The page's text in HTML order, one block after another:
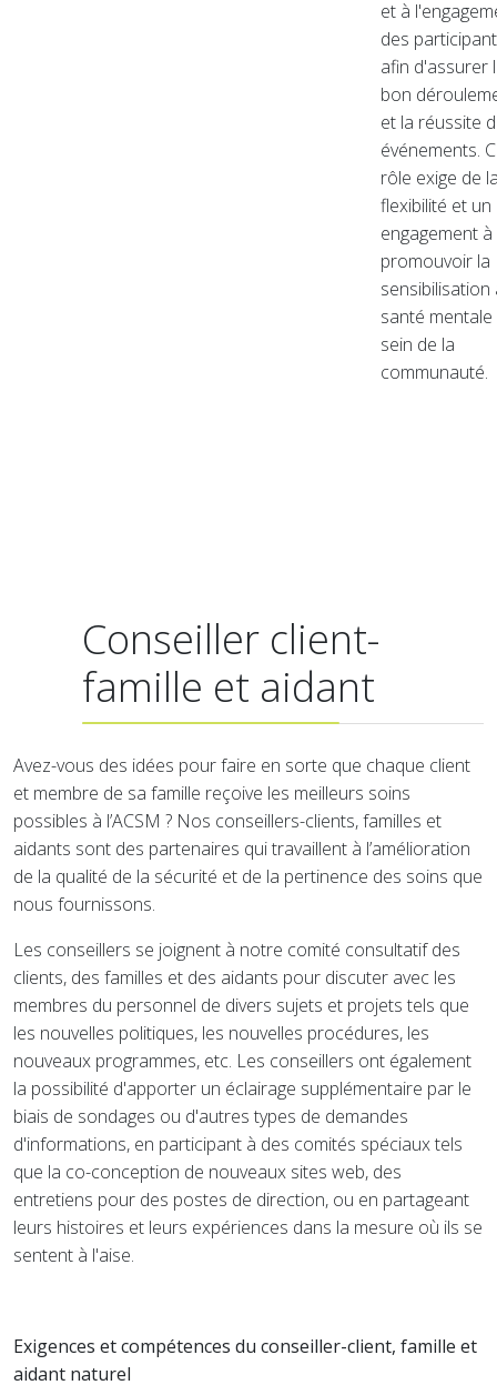
et à
des
afin d'assurer
bon
et la réussite
événements.
rôle exige de
flexibilité et un
engagement à
promouvoir la
sensibilisation
santé mentale
sein de la
communauté.
Conseiller client-
famille et aidant
Avez-vous des idées pour faire en sorte que chaque client
et membre de sa famille reçoive les meilleurs soins
possibles à l’ACSM ? Nos conseillers-clients, familles et
aidants sont des partenaires qui travaillent à l’amélioration
de la qualité de la sécurité et de la pertinence des soins que
nous fournissons.
Les conseillers se joignent à notre comité consultatif des
clients, des familles et des aidants pour discuter avec les
membres du personnel de divers sujets et projets tels que
les nouvelles politiques, les nouvelles procédures, les
nouveaux programmes, etc. Les conseillers ont également
la possibilité d'apporter un éclairage supplémentaire par le
biais de sondages ou d'autres types de demandes
d'informations, en participant à des comités spéciaux tels
que la co-conception de nouveaux sites web, des
entretiens pour des postes de direction, ou en partageant
leurs histoires et leurs expériences dans la mesure où ils se
sentent à l'aise.
Exigences et compétences du conseiller-client, famille et
aidant naturel